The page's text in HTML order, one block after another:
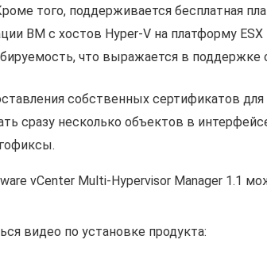
того, поддерживается бесплатная
ВМ с хостов Hyper-V на платформу ESX
что выражается в поддержке
собственных сертификатов для
сразу несколько объектов в
vCenter Multi-Hypervisor Manager 1.1
видео по установке продукта: